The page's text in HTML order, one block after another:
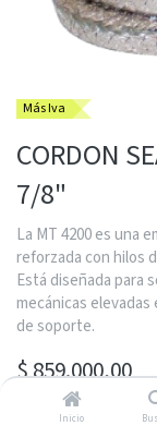
Inicio
Más Iva
CORDON
7/8"
La MT 4200 es una
reforzada con hilos
Está diseñada para
mecánicas elevadas
de soporte.
$859.000,00